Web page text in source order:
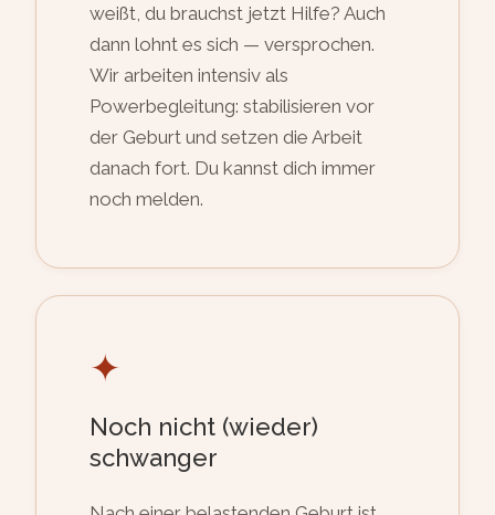
weißt, du brauchst jetzt Hilfe? Auch
dann lohnt es sich — versprochen.
Wir arbeiten intensiv als
Powerbegleitung: stabilisieren vor
der Geburt und setzen die Arbeit
danach fort. Du kannst dich immer
noch melden.
✦
Noch nicht (wieder)
schwanger